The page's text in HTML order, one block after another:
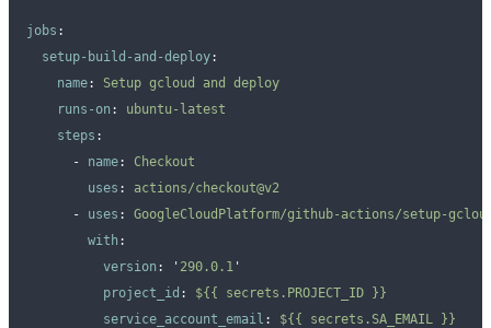
jobs :
  setup-build-and-deploy
:
    name
:
Setup gcloud and deploy
    runs-on
:
ubuntu-latest
    steps
:
      -
name:
Checkout
        uses
:
actions/checkout@v2
      -
uses :
GoogleCloudPlatform/github-actions/setup-
        with
:
          version
: ' 290.0.1 '
          project_id
:
${{ secrets.PROJECT_ID }}
          service_account_email
:
${{ secrets.SA_EMAIL }}